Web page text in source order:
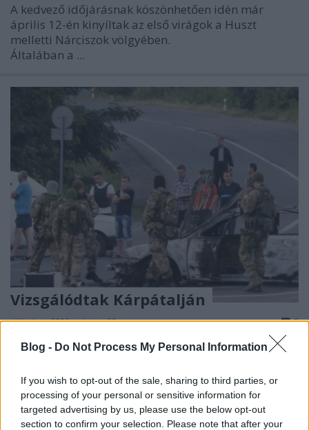
Blog - Do Not Process My Personal Information
If you wish to opt-out of the sale, sharing to third parties, or
processing of your personal or sensitive information for
targeted advertising by us, please use the below opt-out
section to confirm your selection. Please note that after your
A kedvező időjárásnak köszönhetően idén már
április 12-én kinyíltak az első virágok a Huszt
melletti Nárciszok völgyében.
Általában a ...
Vizsgálódtak Kárpátalján
HChoba•2016. március 30. 0
Nyilvánosságra hozták a munkácsi lövöldözést
Megtudhatja mindenki azt, ami rá tartozik: semmit.
A ...